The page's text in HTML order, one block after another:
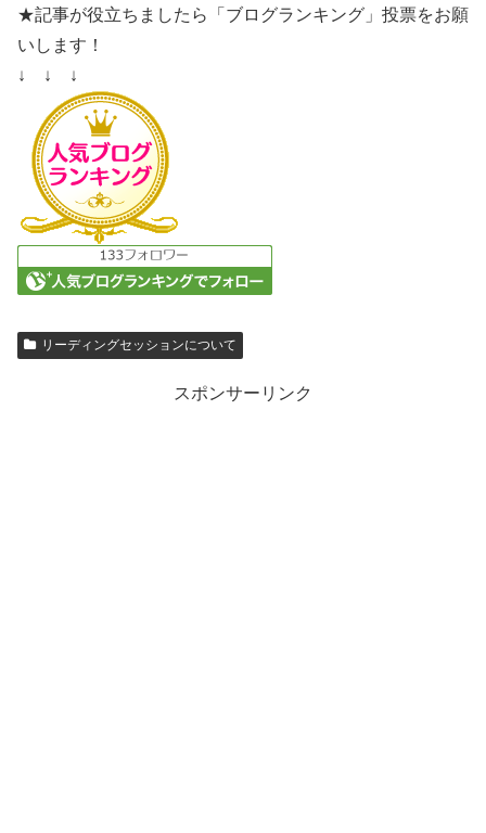
★記事が役立ちましたら「ブログランキング」投票をお願
いします！
↓ ↓ ↓
リーディングセッションについて
スポンサーリンク